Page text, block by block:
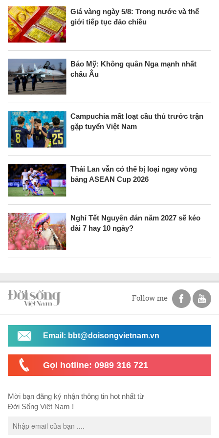
Giá vàng ngày 5/8: Trong nước và thế
giới tiếp tục đảo chiều
Báo Mỹ: Không quân Nga mạnh nhất
châu Âu
Campuchia mất loạt cầu thủ trước trận
gặp tuyển Việt Nam
Thái Lan vẫn có thể bị loại ngay vòng
bảng ASEAN Cup 2026
Nghỉ Tết Nguyên đán năm 2027 sẽ kéo
dài 7 hay 10 ngày?
Follow me
Email: bbt@doisongvietnam.vn
Gọi hotline: 0989 316 721
Mời bạn đăng ký nhận thông tin hot nhất từ
Đời Sống Việt Nam !